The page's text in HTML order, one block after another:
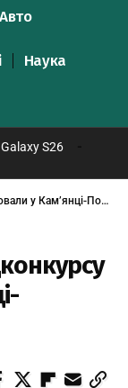
Авто
Наука
S26
Подільському